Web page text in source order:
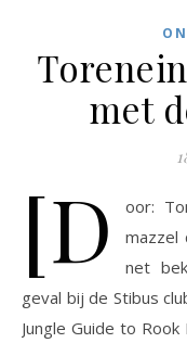
met
[D
oor:
net
geval bij de Stibus
Jungle Guide to